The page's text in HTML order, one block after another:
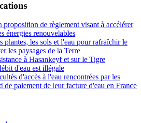
proposition de règlement visant à accélérer
énergies renouvelables
plantes, les sols et l'eau pour rafraîchir le
les paysages de la Terre
à Hasankeyf et sur le Tigre
d'eau est illégale
d'accès à l'eau rencontrées par les
de paiement de leur facture d'eau en France